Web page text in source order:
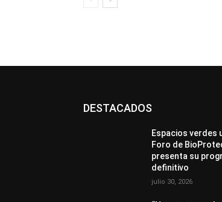
DESTACADOS
Espacios verdes
Foro de
presenta su
definitivo
julio 30, 2026